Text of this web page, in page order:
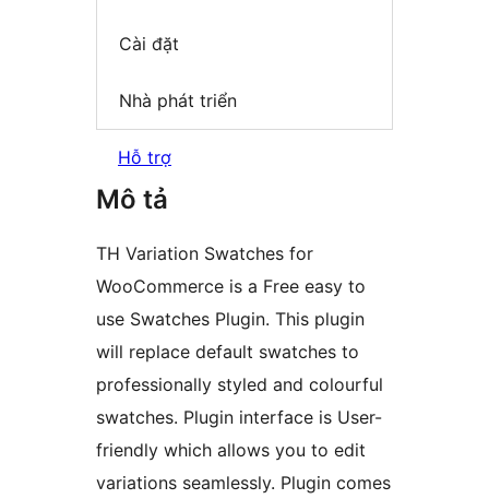
Cài đặt
Nhà phát triển
Hỗ trợ
Mô tả
TH Variation Swatches for
WooCommerce is a Free easy to
use Swatches Plugin. This plugin
will replace default swatches to
professionally styled and colourful
swatches. Plugin interface is User-
friendly which allows you to edit
variations seamlessly. Plugin comes